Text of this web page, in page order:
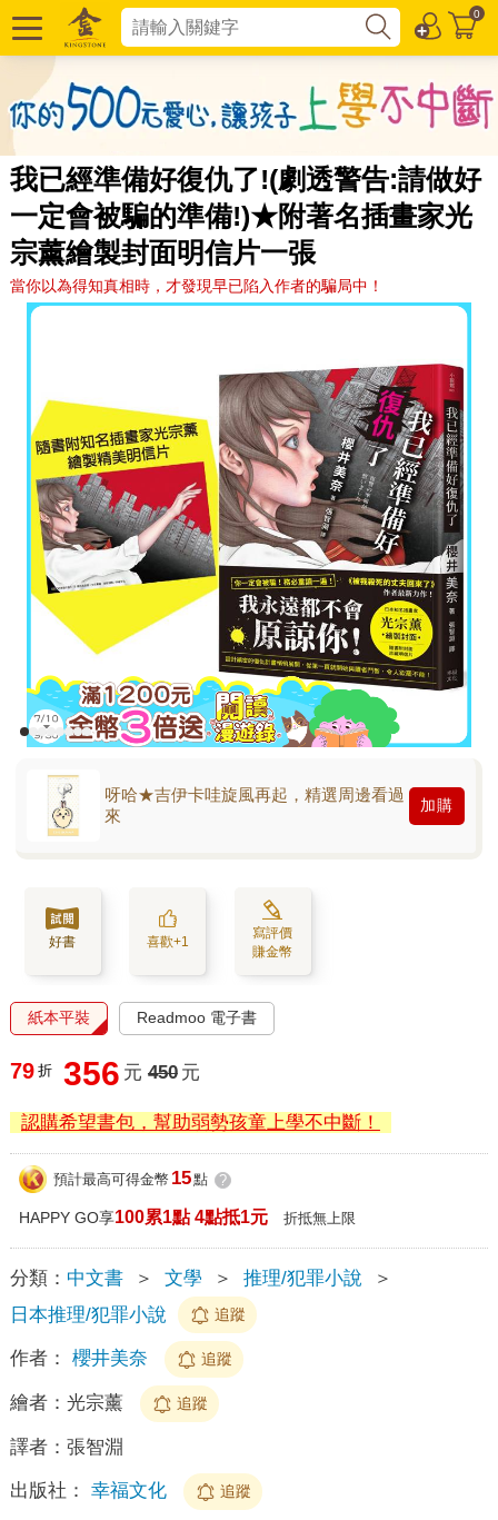
0
我已經準備好復仇了!(劇透警告:請做好
一定會被騙的準備!)★附著名插畫家光
宗薰繪製封面明信片一張
當你以為得知真相時，才發現早已陷入作者的騙局中！
呀哈★吉伊卡哇旋風再起，精選周邊看過
來
加購
好書 喜歡+1
寫評價
賺金幣
紙本平裝 Readmoo 電子書
79 折 356 元 450 元
認購希望書包，幫助弱勢孩童上學不中斷！
預計最高可得金幣 15點 ?
HAPPY GO享100累1點 4點抵1元 折抵無上限
分類： 中文書 ＞ 文學 ＞ 推理/犯罪小說
＞
日本推理/犯罪小說
追蹤
作者： 櫻井美奈 追蹤
繪者： 光宗薰 追蹤
譯者： 張智淵
出版社： 幸福文化 追蹤